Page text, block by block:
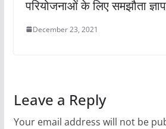
परियोजनाओं के लिए समझौता
December 23, 2021
Leave a Reply
Your email address will not be